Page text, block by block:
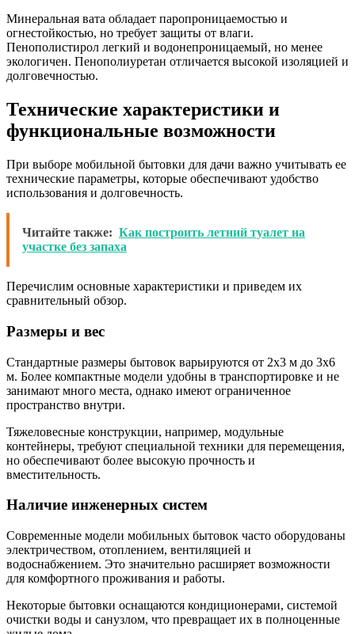
Минеральная вата обладает паропроницаемостью и
огнестойкостью, но требует защиты от влаги.
Пенополистирол легкий и водонепроницаемый, но менее
экологичен. Пенополиуретан отличается высокой изоляцией и
долговечностью.
Технические характеристики и
функциональные возможности
При выборе мобильной бытовки для дачи важно учитывать ее
технические параметры, которые обеспечивают удобство
использования и долговечность.
Читайте также: Как построить летний туалет на
участке без запаха
Перечислим основные характеристики и приведем их
сравнительный обзор.
Размеры и вес
Стандартные размеры бытовок варьируются от 2х3 м до 3х6
м. Более компактные модели удобны в транспортировке и не
занимают много места, однако имеют ограниченное
пространство внутри.
Тяжеловесные конструкции, например, модульные
контейнеры, требуют специальной техники для перемещения,
но обеспечивают более высокую прочность и
вместительность.
Наличие инженерных систем
Современные модели мобильных бытовок часто оборудованы
электричеством, отоплением, вентиляцией и
водоснабжением. Это значительно расширяет возможности
для комфортного проживания и работы.
Некоторые бытовки оснащаются кондиционерами, системой
очистки воды и санузлом, что превращает их в полноценные